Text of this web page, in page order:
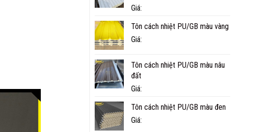
HƠN
Giá:
Tôn cách nhiệt PU/GB màu vàng
Giá:
Tôn cách nhiệt PU/GB màu nâu
đất
Giá:
Tôn cách nhiệt PU/GB màu đen
Giá: